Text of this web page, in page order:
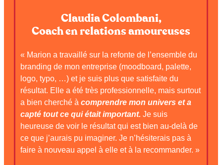
Claudia Colombani,
Coach en relations amoureuses
« Marion a travaillé sur la refonte de l’ensemble du
branding de mon entreprise (moodboard, palette,
logo, typo, …) et je suis plus que satisfaite du
résultat. Elle a été très professionnelle, mais surtout
a bien cherché à comprendre mon univers et a
capté tout ce qui était important. Je suis
heureuse de voir le résultat qui est bien au-delà de
ce que j’aurais pu imaginer. Je n’hésiterais pas à
faire à nouveau appel à elle et à la recommander. »